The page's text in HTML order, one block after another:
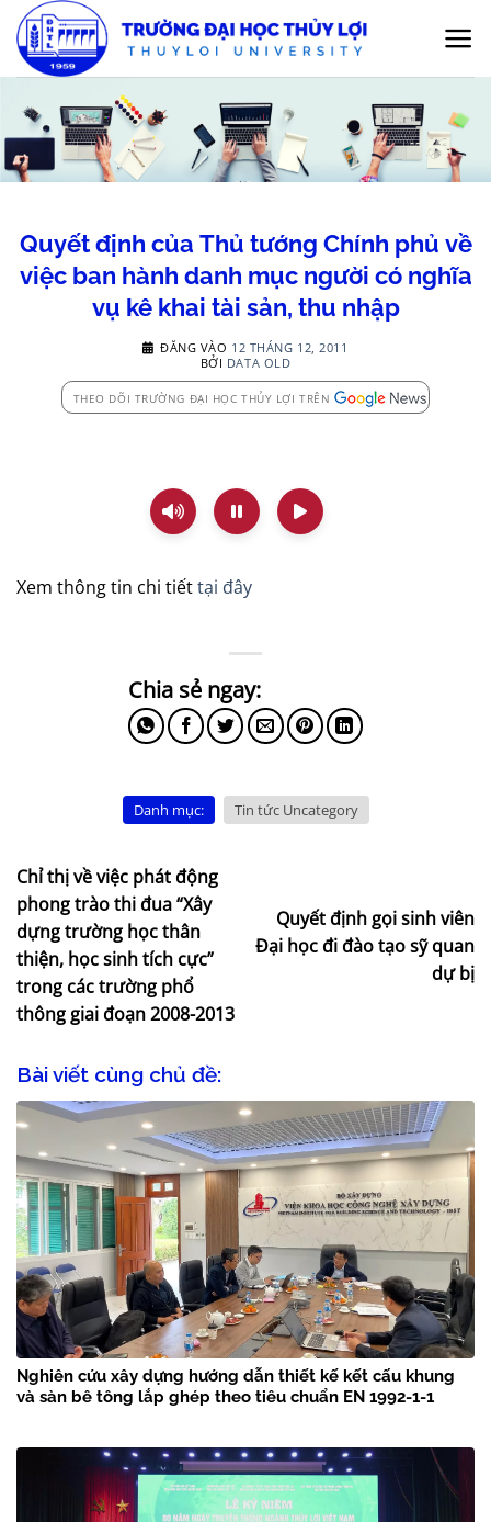
qua
nội
Quyết định của Thủ tướng Chính phủ về
việc ban hành danh mục người có nghĩa
vụ kê khai tài sản, thu nhập
ĐĂNG VÀO 12 THÁNG 12, 2011
BỞI DATA OLD
THEO DÕI TRƯỜNG ĐẠI HỌC THỦY LỢI TRÊN
Xem thông tin chi tiếttại đây
Danh mục: Tin tức Uncategory
Chỉ thị về việc phát động
phong trào thi đua “Xây
dựng trường học thân
thiện, học sinh tích cực”
trong các trường phổ
thông giai đoạn 2008-2013
Quyết định gọi sinh viên
Đại học đi đào tạo sỹ quan
dự bị
Bài viết cùng chủ đề:
Nghiên cứu xây dựng hướng dẫn thiết kế kết cấu khung
và sàn bê tông lắp ghép theo tiêu chuẩn EN 1992-1-1